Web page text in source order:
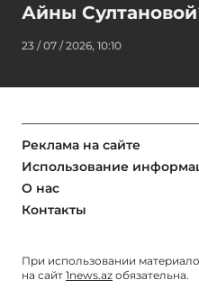
Айны
23 / 07 / 2026, 10:10
Реклама на сайте
Использование
О нас
Контакты
При использовании
на сайт 1news.az обязательна.